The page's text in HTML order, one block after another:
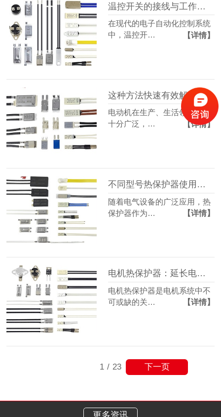
温控开关的接线与工作原理详解
在现代的电子自动化控制系统
中，温控开…
【详情】
这种方法快速有效解决电动机运行过程中出现过热现象-温度开关保护卫士
电动机在生产、生活领域应用
十分广泛，…
【详情】
不同型号热保护器使用寿命分析
随着电气设备的广泛应用，热
保护器作为…
【详情】
电机热保护器：延长电机寿命的重要保障
电机热保护器是电机系统中不
可或缺的关…
【详情】
1 / 23 下一页